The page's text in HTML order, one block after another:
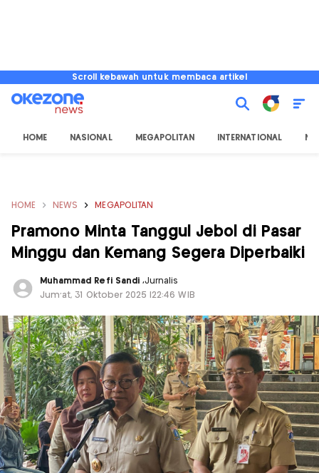
Scroll kebawah untuk membaca artikel
HOME NASIONAL MEGAPOLITAN INTERNATIONAL
HOME NEWS MEGAPOLITAN
Pramono Minta Tanggul Jebol di Pasar
Minggu dan Kemang Segera Diperbaiki
Muhammad Refi Sandi ,Jurnalis
Jum'at, 31 Oktober 2025 |22:46 WIB